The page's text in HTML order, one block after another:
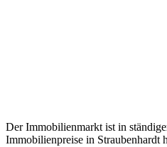
Der Immobilienmarkt ist in
Immobilienpreise in Straubenhardt